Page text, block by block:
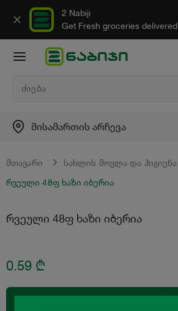
2 Nabiji
Get Fresh groceries delivered
მისამართის არჩევა
მთავარი სახლის მოვლა და ჰიგიენა
რვეული 48ფ ხაზი იბერია
რვეული 48ფ ხაზი იბერია
0.59 ₾